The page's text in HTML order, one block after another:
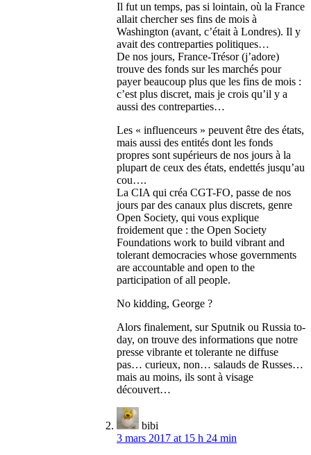
Il fut un temps, pas si lointain, où la France
allait chercher ses fins de mois à
Washington (avant, c’était à Londres). Il y
avait des contreparties politiques…
De nos jours, France-Trésor (j’adore)
trouve des fonds sur les marchés pour
payer beaucoup plus que les fins de mois :
c’est plus discret, mais je crois qu’il y a
aussi des contreparties…
Les « influenceurs » peuvent être des états,
mais aussi des entités dont les fonds
propres sont supérieurs de nos jours à la
plupart de ceux des états, endettés jusqu’au
cou….
La CIA qui créa CGT-FO, passe de nos
jours par des canaux plus discrets, genre
Open Society, qui vous explique
froidement que : the Open Society
Foundations work to build vibrant and
tolerant democracies whose governments
are accountable and open to the
participation of all people.
No kidding, George ?
Alors finalement, sur Sputnik ou Russia to-
day, on trouve des informations que notre
presse vibrante et tolerante ne diffuse
pas… curieux, non… salauds de Russes…
mais au moins, ils sont à visage
découvert…
bibi
3 mars 2017 at 15 h 24 min